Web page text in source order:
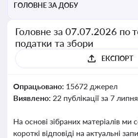
ГОЛОВНЕ ЗА ДОБУ
Головне за 07.07.2026 по
податки та збори
ЕКСПОРТ
Опрацьовано: 15672 джерел
Виявлено: 22 публікації за 7 липня
На основі зібраних матеріалів ми
короткі відповіді на актуальні